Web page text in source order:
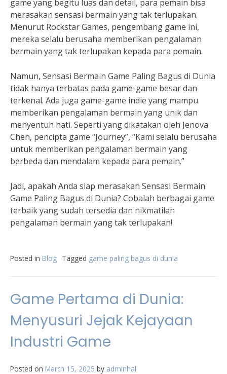
game yang begitu luas dan detail, para pemain bisa
merasakan sensasi bermain yang tak terlupakan.
Menurut Rockstar Games, pengembang game ini,
mereka selalu berusaha memberikan pengalaman
bermain yang tak terlupakan kepada para pemain.
Namun, Sensasi Bermain Game Paling Bagus di Dunia
tidak hanya terbatas pada game-game besar dan
terkenal. Ada juga game-game indie yang mampu
memberikan pengalaman bermain yang unik dan
menyentuh hati. Seperti yang dikatakan oleh Jenova
Chen, pencipta game “Journey”, “Kami selalu berusaha
untuk memberikan pengalaman bermain yang
berbeda dan mendalam kepada para pemain.”
Jadi, apakah Anda siap merasakan Sensasi Bermain
Game Paling Bagus di Dunia? Cobalah berbagai game
terbaik yang sudah tersedia dan nikmatilah
pengalaman bermain yang tak terlupakan!
Posted in Blog Tagged game paling bagus di dunia
Game Pertama di Dunia:
Menyusuri Jejak Kejayaan
Industri Game
Posted on March 15, 2025 by adminhal